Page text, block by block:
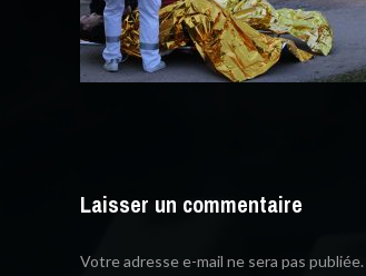
Laisser un commentaire
Votre adresse e-mail ne sera pas publiée.